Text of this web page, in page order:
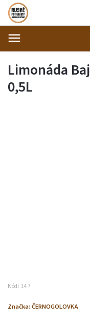
Limonáda
0,5L
Kód: 147
Značka: ČERNOGOLOVKA